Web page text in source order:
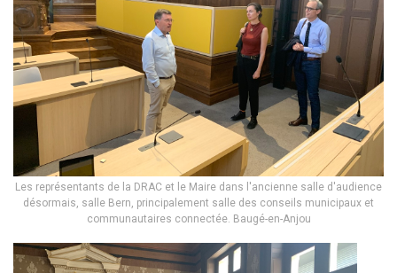
Les représentants de la DRAC et le Maire dans l'ancienne salle d'audience
désormais, salle Bern, principalement salle des conseils municipaux et
communautaires connectée. Baugé-en-Anjou